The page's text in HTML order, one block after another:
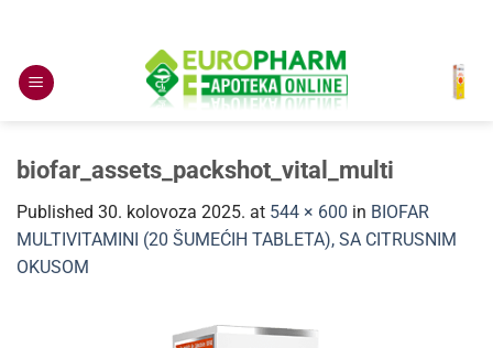
content
biofar_assets_packshot_vital_multi
Published 30. kolovoza 2025. at 544 × 600 in BIOFAR
MULTIVITAMINI (20 ŠUMEĆIH TABLETA), SA CITRUSNIM
OKUSOM